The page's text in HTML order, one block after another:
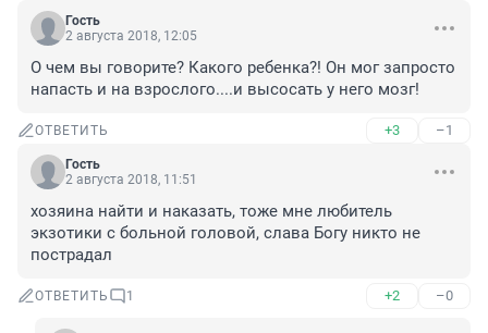
Гость
2 августа 2018, 12:05
О чем вы говорите? Какого ребенка?! Он мог запросто
напасть и на взрослого....и высосать у него мозг!
ОТВЕТИТЬ +3 –1
Гость
2 августа 2018, 11:51
хозяина найти и наказать, тоже мне любитель
экзотики с больной головой, слава Богу никто не
пострадал
ОТВЕТИТЬ 1 +2 –0